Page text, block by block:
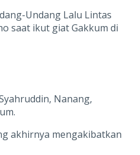
Undang Lalu Lintas
saat ikut giat Gakkum di
Nanang,
akhirnya mengakibatkan